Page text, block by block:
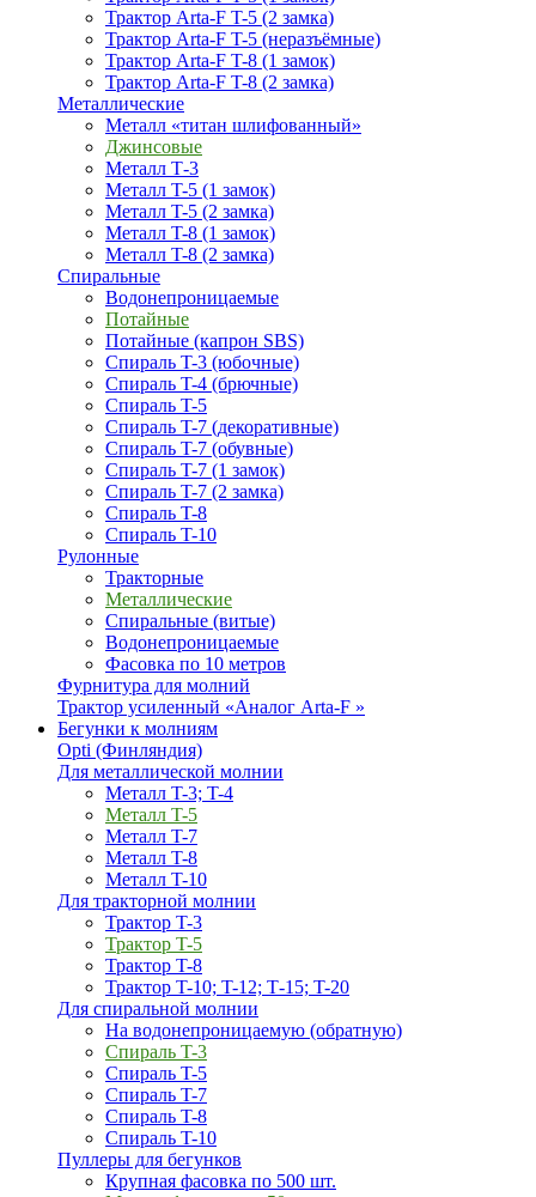
Трактор Arta-F T-5 (2 замка)
Трактор Arta-F T-5 (неразъёмные)
Трактор Arta-F T-8 (1 замок)
Трактор Arta-F T-8 (2 замка)
Металлические
Металл «титан шлифованный»
Джинсовые
Металл Т-3
Металл T-5 (1 замок)
Металл T-5 (2 замка)
Металл T-8 (1 замок)
Металл T-8 (2 замка)
Спиральные
Водонепроницаемые
Потайные
Потайные (капрон SBS)
Спираль T-3 (юбочные)
Спираль T-4 (брючные)
Спираль T-5
Спираль T-7 (декоративные)
Спираль T-7 (обувные)
Спираль T-7 (1 замок)
Спираль T-7 (2 замка)
Спираль T-8
Спираль T-10
Рулонные
Тракторные
Металлические
Спиральные (витые)
Водонепроницаемые
Фасовка по 10 метров
Фурнитура для молний
Трактор усиленный «Аналог Arta-F »
Бегунки к молниям
Opti (Финляндия)
Для металлической молнии
Металл T-3; T-4
Металл T-5
Металл T-7
Металл T-8
Металл T-10
Для тракторной молнии
Трактор T-3
Трактор T-5
Трактор T-8
Трактор T-10; T-12; Т-15; T-20
Для спиральной молнии
На водонепроницаемую (обратную)
Спираль T-3
Спираль T-5
Спираль T-7
Спираль T-8
Спираль T-10
Пуллеры для бегунков
Крупная фасовка по 500 шт.